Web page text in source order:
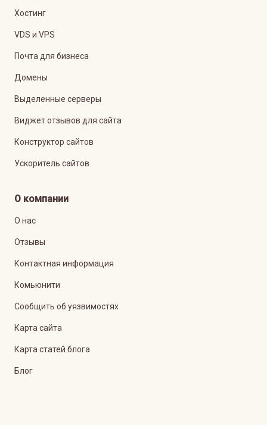
Хостинг
VDS и VPS
Почта для бизнеса
Домены
Выделенные серверы
Виджет отзывов для сайта
Конструктор сайтов
Ускоритель сайтов
О компании
О нас
Отзывы
Контактная информация
Комьюнити
Сообщить об уязвимостях
Карта сайта
Карта статей блога
Блог